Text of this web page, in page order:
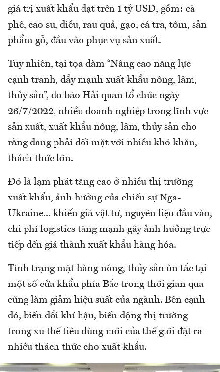
giá trị xuất khẩu đạt trên 1 tỷ USD, gồm: cà
phê, cao su, điều, rau quả, gạo, cá tra, tôm, sản
phẩm gỗ, đầu vào phục vụ sản xuất.
Tuy nhiên, tại tọa đàm “Nâng cao năng lực
cạnh tranh, đẩy mạnh xuất khẩu nông, lâm,
thủy sản”, do báo Hải quan tổ chức ngày
26/7/2022, nhiều doanh nghiệp trong lĩnh vực
sản xuất, xuất khẩu nông, lâm, thủy sản cho
rằng đang phải đối mặt với nhiều khó khăn,
thách thức lớn.
Đó là lạm phát tăng cao ở nhiều thị trường
xuất khẩu, ảnh hưởng của chiến sự Nga-
Ukraine... khiến giá vật tư, nguyên liệu đầu vào,
chi phí logistics tăng mạnh gây ảnh hưởng trực
tiếp đến giá thành xuất khẩu hàng hóa.
Tình trạng mặt hàng nông, thủy sản ùn tắc tại
một số cửa khẩu phía Bắc trong thời gian qua
cũng làm giảm hiệu suất của ngành. Bên cạnh
đó, biến đổi khí hậu, biến động thị trường
trong xu thế tiêu dùng mới của thế giới đặt ra
nhiều thách thức cho xuất khẩu.